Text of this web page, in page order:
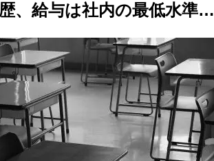
、給与は社内の最低水準…